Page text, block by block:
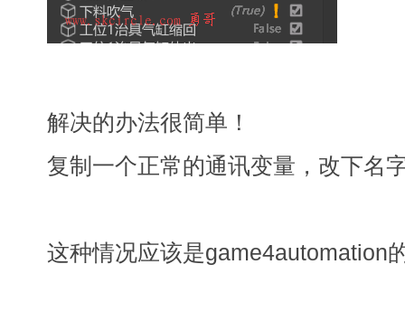
解决的办法很简单！
复制一个正常的通讯变量，改下名
这种情况应该是game4automation